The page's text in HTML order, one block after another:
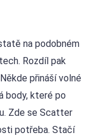
na podobném
Rozdíl pak
přináší volné
body, které po
Zde se Scatter
potřeba. Stačí